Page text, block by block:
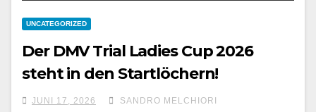
UNCATEGORIZED
Der DMV Trial Ladies Cup 2026
steht in den Startlöchern!
JUNI 17, 2026 SANDRO MELCHIORI